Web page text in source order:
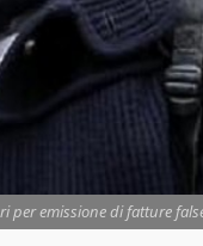
emissione di fatture